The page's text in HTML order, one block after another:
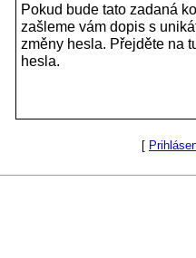
Pokud bude tato zadaná
zašleme vám dopis s
změny hesla. Přejděte na
hesla.
[